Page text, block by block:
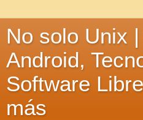
No solo Unix
Android,
Software
más